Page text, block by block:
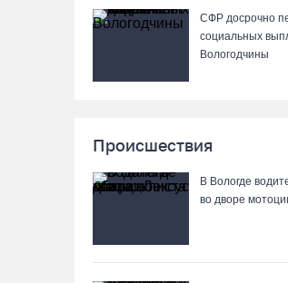
СФР досрочно
социальных
Вологодчины
Происшествия
В Вологде
во дворе